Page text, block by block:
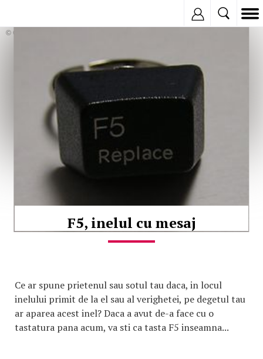
© Copyright:
F5, inelul cu mesaj
Ce ar spune prietenul sau sotul tau daca, in locul
inelului primit de la el sau al verighetei, pe degetul tau
ar aparea acest inel? Daca a avut de-a face cu o
tastatura pana acum, va sti ca tasta F5 inseamna...